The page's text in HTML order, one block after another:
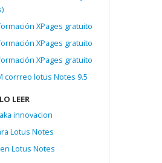
XPages gratuito
XPages gratuito
XPages gratuito
corrreo lotus Notes 9.5
LEER
innovacion
Lotus Notes
Lotus Notes